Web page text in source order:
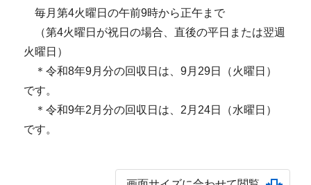
毎月第4火曜日の午前9時から正午まで
（第4火曜日が祝日の場合、直後の平日または翌週
火曜日）
＊令和8年9月分の回収日は、9月29日（火曜日）
です。
＊令和9年2月分の回収日は、2月24日（水曜日）
です。